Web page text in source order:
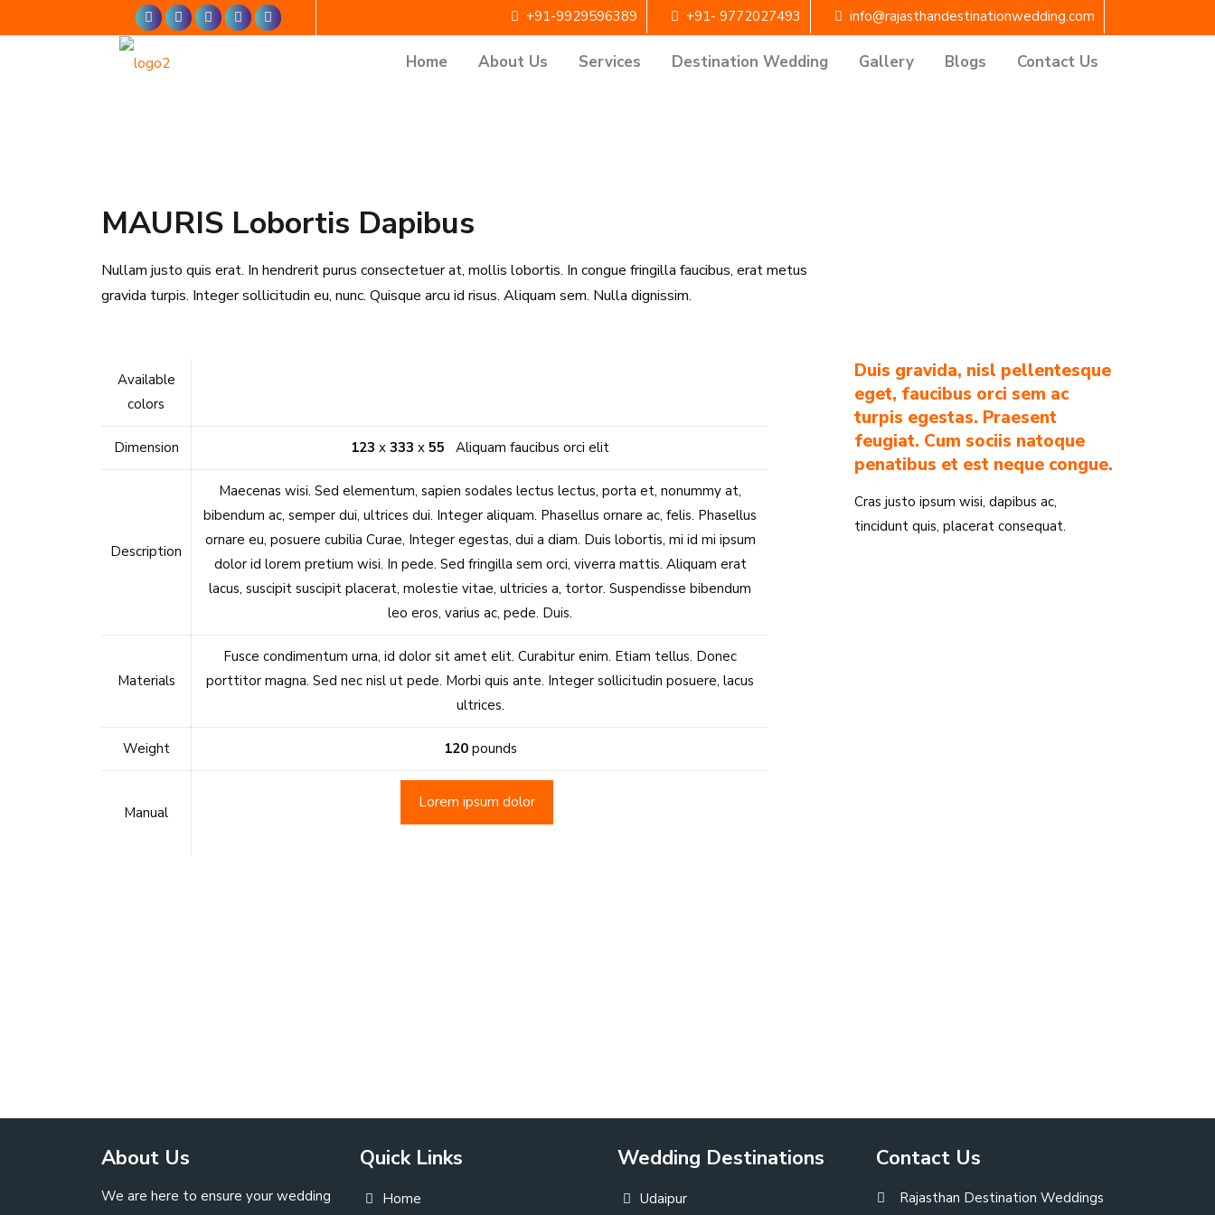
+91-9929596389 +91- 9772027493 info@rajasthandestinationwedding.com
Home About Us Services Destination Wedding Gallery Blogs Contact Us
MAURIS Lobortis Dapibus
Nullam justo quis erat. In hendrerit purus consectetuer at, mollis lobortis. In congue fringilla faucibus, erat metus
gravida turpis. Integer sollicitudin eu, nunc. Quisque arcu id risus. Aliquam sem. Nulla dignissim.
Available
colors
Dimension 123 x333 x55 Aliquam faucibus orci elit
Description
Maecenas wisi. Sed elementum, sapien sodales lectus lectus, porta et, nonummy at,
bibendum ac, semper dui, ultrices dui. Integer aliquam. Phasellus ornare ac, felis. Phasellus
ornare eu, posuere cubilia Curae, Integer egestas, dui a diam. Duis lobortis, mi id mi ipsum
dolor id lorem pretium wisi. In pede. Sed fringilla sem orci, viverra mattis. Aliquam erat
lacus, suscipit suscipit placerat, molestie vitae, ultricies a, tortor. Suspendisse bibendum
leo eros, varius ac, pede. Duis.
Materials
Fusce condimentum urna, id dolor sit amet elit. Curabitur enim. Etiam tellus. Donec
porttitor magna. Sed nec nisl ut pede. Morbi quis ante. Integer sollicitudin posuere, lacus
ultrices.
Weight 120pounds
Manual
Lorem ipsum dolor
Duis gravida, nisl pellentesque
eget, faucibus orci sem ac
turpis egestas. Praesent
feugiat. Cum sociis natoque
penatibus et est neque congue.
Cras justo ipsum wisi, dapibus ac,
tincidunt quis, placerat consequat.
About Us
We are here to ensure your wedding
Quick Links
Home
Wedding Destinations
Udaipur
Contact Us
Rajasthan Destination Weddings